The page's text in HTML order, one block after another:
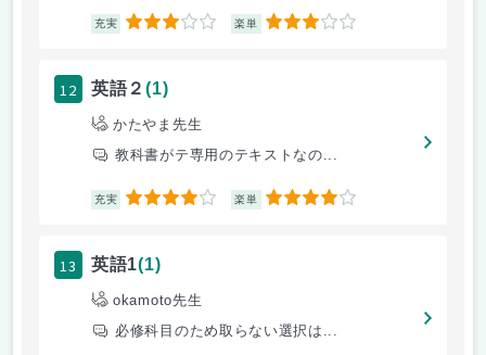
充実 3 楽単 3
12 英語２(1)
かたやま先生
教科書がテ専用のテキストなの...
充実 4 楽単 4
13 英語1(1)
okamoto先生
必修科目のため取らない選択は...